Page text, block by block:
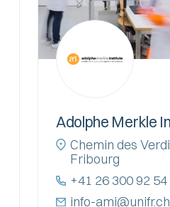
Adolphe Merkle
Chemin des
Fribourg
+41 26 300 92 54
info-ami@unifr.ch